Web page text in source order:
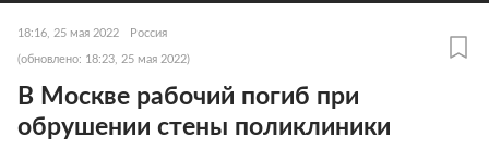
18:16, 25 мая 2022 Россия
(обновлено: 18:23, 25 мая 2022)
В Москве рабочий погиб при
обрушении стены поликлиники